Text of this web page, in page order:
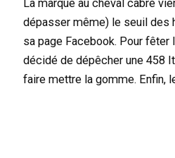
La marque au cheval cabré
dépasser même) le seuil des
sa page Facebook. Pour fêter
décidé de dépêcher une 458
faire mettre la gomme. Enfin,